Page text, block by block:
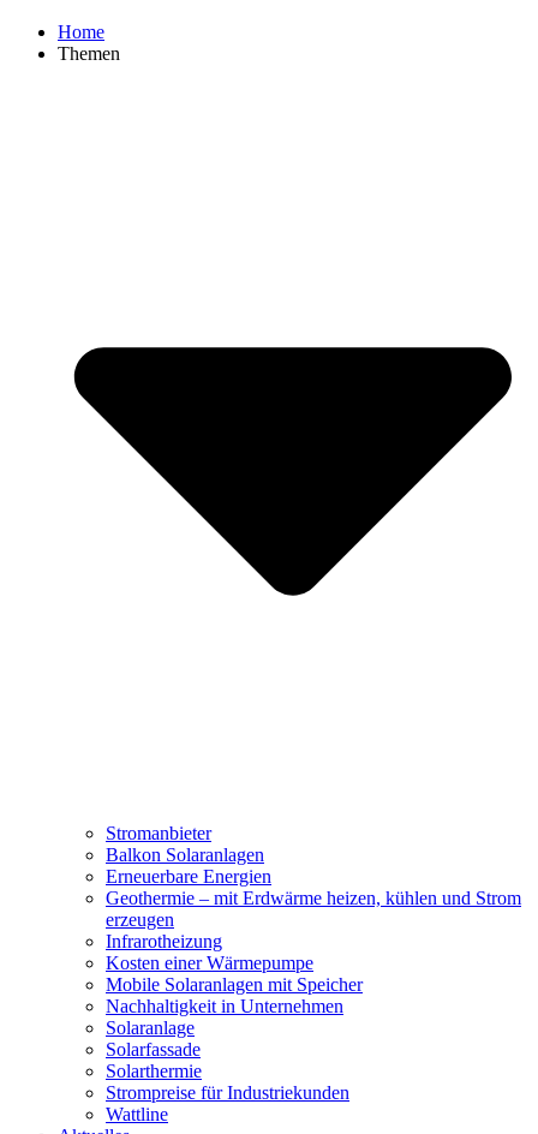
Home
Themen
Stromanbieter
Balkon Solaranlagen
Erneuerbare Energien
Geothermie – mit Erdwärme heizen, kühlen und Strom
erzeugen
Infrarotheizung
Kosten einer Wärmepumpe
Mobile Solaranlagen mit Speicher
Nachhaltigkeit in Unternehmen
Solaranlage
Solarfassade
Solarthermie
Strompreise für Industriekunden
Wattline